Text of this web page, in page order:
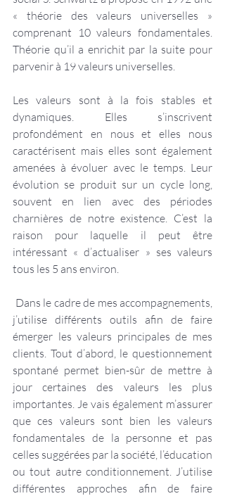
« théorie des valeurs universelles »
comprenant 10 valeurs fondamentales.
Théorie qu’il a enrichit par la suite pour
parvenir à 19 valeurs universelles.
Les valeurs sont à la fois stables et
dynamiques. Elles s’inscrivent
profondément en nous et elles nous
caractérisent mais elles sont également
amenées à évoluer avec le temps. Leur
évolution se produit sur un cycle long,
souvent en lien avec des périodes
charnières de notre existence. C’est la
raison pour laquelle il peut être
intéressant « d’actualiser » ses valeurs
tous les 5 ans environ.
j’utilise différents outils afin de faire
émerger les valeurs principales de mes
clients. Tout d’abord, le questionnement
spontané permet bien-sûr de mettre à
jour certaines des valeurs les plus
importantes. Je vais également m’assurer
que ces valeurs sont bien les valeurs
fondamentales de la personne et pas
celles suggérées par la société, l’éducation
ou tout autre conditionnement. J’utilise
différentes approches afin de faire